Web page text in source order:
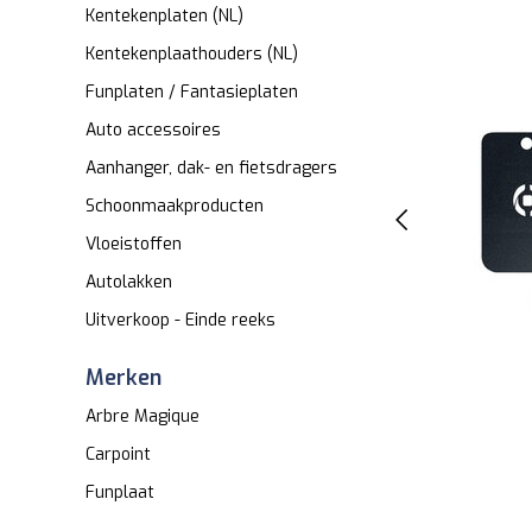
Kentekenplaten (NL)
Kentekenplaathouders (NL)
Funplaten / Fantasieplaten
Auto accessoires
Aanhanger, dak- en fietsdragers
Schoonmaakproducten
Vloeistoffen
Autolakken
Uitverkoop - Einde reeks
Merken
Arbre Magique
Carpoint
Funplaat